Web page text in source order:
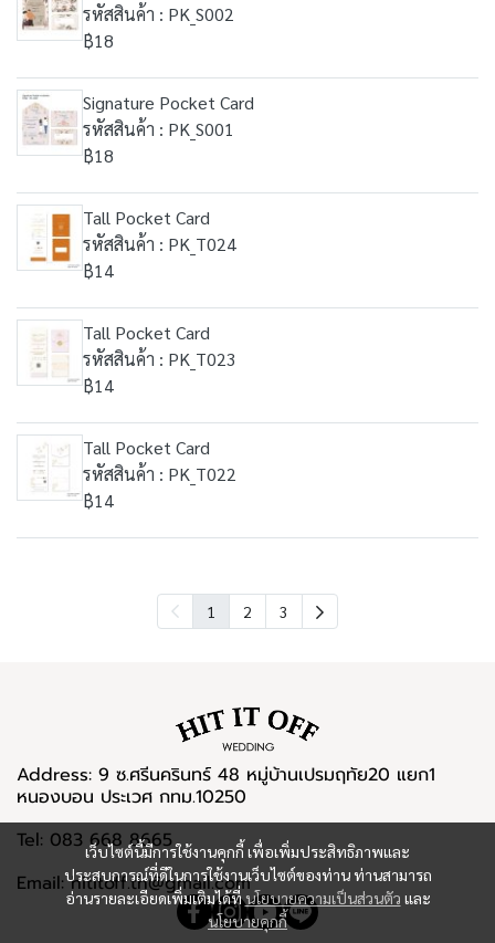
รหัสสินค้า : PK_S002
฿18
Signature Pocket Card
รหัสสินค้า : PK_S001
฿18
Tall Pocket Card
รหัสสินค้า : PK_T024
฿14
Tall Pocket Card
รหัสสินค้า : PK_T023
฿14
Tall Pocket Card
รหัสสินค้า : PK_T022
฿14
1 2 3
เว็บไซต์นี้มีการใช้งานคุกกี้ เพื่อเพิ่มประสิทธิภาพและ
ประสบการณ์ที่ดีในการใช้งานเว็บไซต์ของท่าน ท่านสามารถ
อ่านรายละเอียดเพิ่มเติมได้ที่นโยบายความเป็นส่วนตัว และ
นโยบายคุกกี้
Address: 9 ซ.ศรีนครินทร์ 48 หมู่บ้านเปรมฤทัย20 แยก1
หนองบอน ประเวศ กทม.10250
Tel: 083 668 8665
Email: hititoff.th@gmail.com